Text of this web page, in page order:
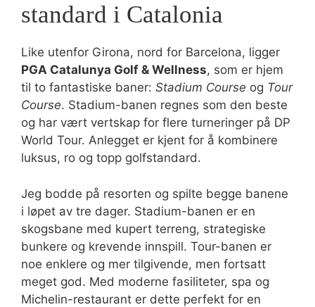
standard i Catalonia
Like utenfor Girona, nord for Barcelona, ligger
PGA Catalunya Golf & Wellness, som er hjem
til to fantastiske baner: Stadium Course og Tour
Course. Stadium-banen regnes som den beste
og har vært vertskap for flere turneringer på DP
World Tour. Anlegget er kjent for å kombinere
luksus, ro og topp golfstandard.
Jeg bodde på resorten og spilte begge banene
i løpet av tre dager. Stadium-banen er en
skogsbane med kupert terreng, strategiske
bunkere og krevende innspill. Tour-banen er
noe enklere og mer tilgivende, men fortsatt
meget god. Med moderne fasiliteter, spa og
Michelin-restaurant er dette perfekt for en